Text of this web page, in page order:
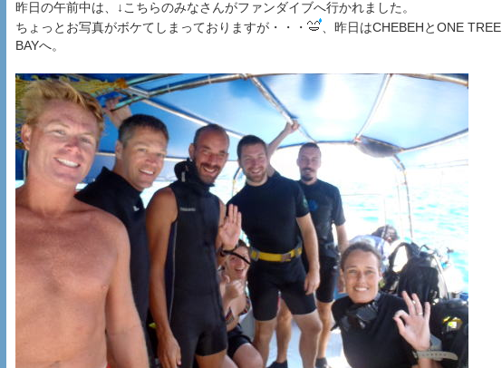
昨日の午前中は、↓こちらのみなさんがファンダイブへ行かれました。
ちょっとお写真がボケてしまっておりますが・・・
、昨日はCHEBEHとONE TREE
BAYへ。